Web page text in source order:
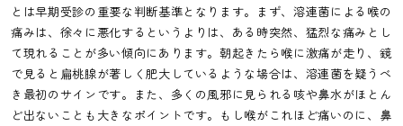
とは早期受診の重要な判断基準となります。まず、溶連菌による喉の
痛みは、徐々に悪化するというよりは、ある時突然、猛烈な痛みとし
て現れることが多い傾向にあります。朝起きたら喉に激痛が走り、鏡
で見ると扁桃腺が著しく肥大しているような場合は、溶連菌を疑うべ
き最初のサインです。また、多くの風邪に見られる咳や鼻水がほとん
ど出ないことも大きなポイントです。もし喉がこれほど痛いのに、鼻